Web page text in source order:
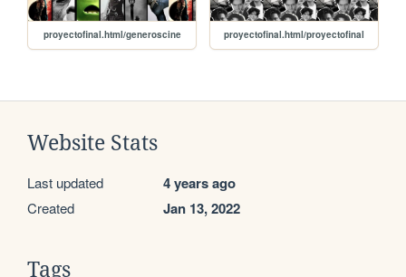
proyectofinal.html/generoscine proyectofinal.html/proyectofinal
Website Stats
Last updated 4 years ago
Created Jan 13, 2022
Tags